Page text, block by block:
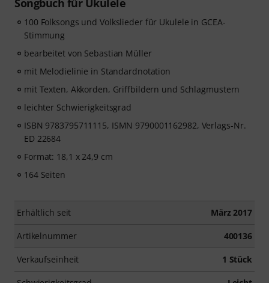
Songbuch für Ukulele
100 Folksongs und Volkslieder für Ukulele in GCEA-
Stimmung
bearbeitet von Sebastian Müller
mit Melodielinie in Standardnotation
mit Texten, Akkorden, Griffbildern und Schlagmustern
leichter Schwierigkeitsgrad
ISBN 9783795711115, ISMN 9790001162982, Verlags-Nr.
ED 22684
Format: 18,1 x 24,9 cm
164 Seiten
Erhältlich seit März 2017
Artikelnummer 400136
Verkaufseinheit 1 Stück